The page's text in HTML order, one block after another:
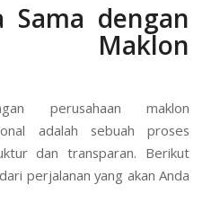
Sama dengan
Maklon
perusahaan maklon
adalah sebuah proses
dan transparan. Berikut
perjalanan yang akan Anda